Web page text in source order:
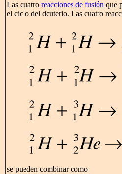
Las cuatro reacciones de fusión que
el ciclo del deuterio. Las cuatro
se pueden combinar como